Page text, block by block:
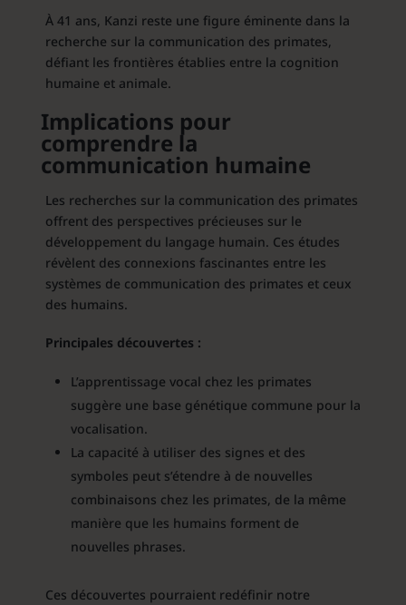
À 41 ans, Kanzi reste une figure éminente dans la
recherche sur la communication des primates,
défiant les frontières établies entre la cognition
humaine et animale.
Implications pour
comprendre la
communication humaine
Les recherches sur la communication des primates
offrent des perspectives précieuses sur le
développement du langage humain. Ces études
révèlent des connexions fascinantes entre les
systèmes de communication des primates et ceux
des humains.
Principales découvertes :
L’apprentissage vocal chez les primates
suggère une base génétique commune pour la
vocalisation.
La capacité à utiliser des signes et des
symboles peut s’étendre à de nouvelles
combinaisons chez les primates, de la même
manière que les humains forment de
nouvelles phrases.
Ces découvertes pourraient redéfinir notre